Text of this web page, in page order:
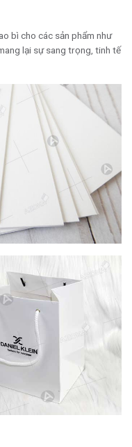
bì cho các sản phẩm như
lại sự sang trọng, tinh tế